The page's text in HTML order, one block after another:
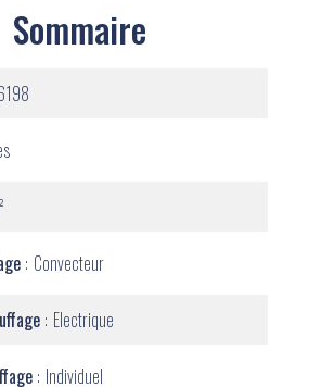
Sommaire
Convecteur
Electrique
Individuel